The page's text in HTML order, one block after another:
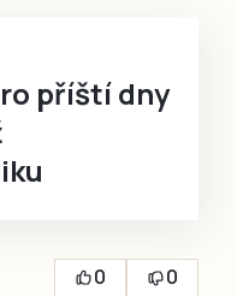
příští dny
0
0